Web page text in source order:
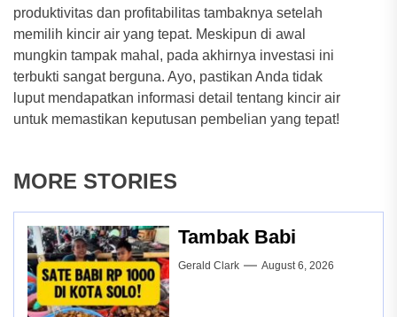
produktivitas dan profitabilitas tambaknya setelah
memilih kincir air yang tepat. Meskipun di awal
mungkin tampak mahal, pada akhirnya investasi ini
terbukti sangat berguna. Ayo, pastikan Anda tidak
luput mendapatkan informasi detail tentang kincir air
untuk memastikan keputusan pembelian yang tepat!
MORE STORIES
Tambak Babi
Gerald Clark August 6, 2026